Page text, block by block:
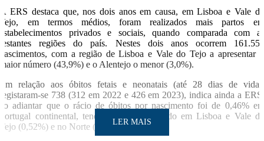
A ERS destaca que, nos dois anos em causa, em Lisboa e Vale do
Tejo, em termos médios, foram realizados mais partos em
estabelecimentos privados e sociais, quando comparada com as
restantes regiões do país. Nestes dois anos ocorrem 161.559
nascimentos, com a região de Lisboa e Vale do Tejo a apresentar o
maior número (43,9%) e o Alentejo o menor (3,0%).
Em relação aos óbitos fetais e neonatais (até 28 dias de vida),
registaram-se 738 (312 em 2022 e 426 em 2023), indica ainda a ERS,
ao adiantar que o rácio de óbitos por nascimento foi de 0,46% em
Portugal continental, tendo sido mais elevado em Lisboa e Vale do
Tejo (0,52%) e no Norte (0,42%).LER MAIS